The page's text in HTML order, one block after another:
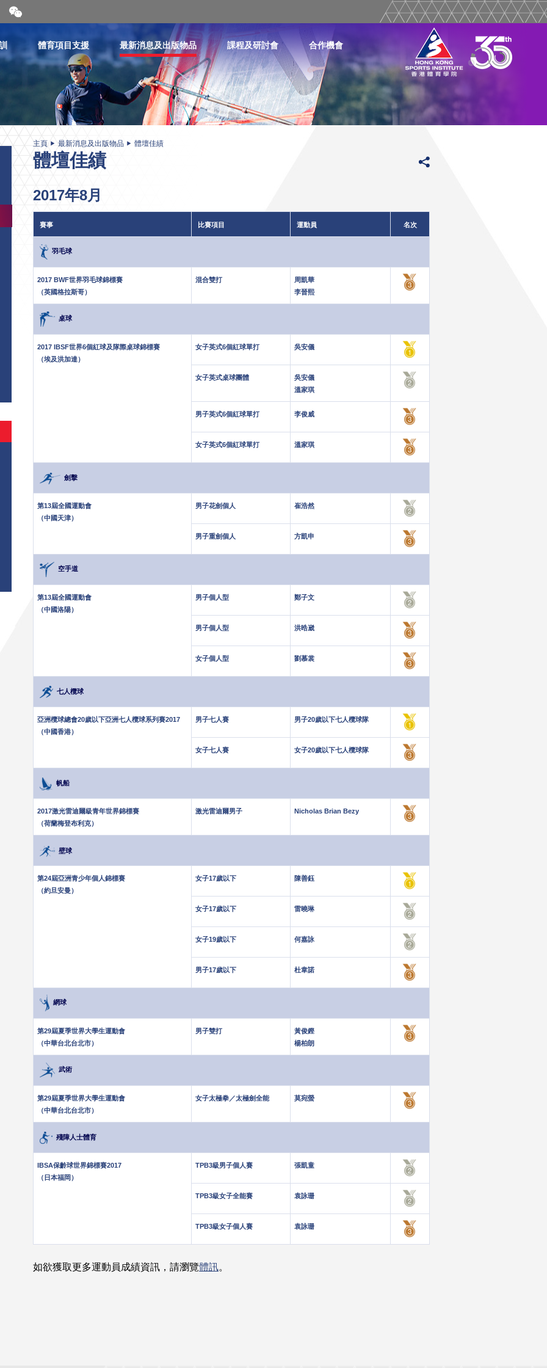
開
合
二
維
體育項目支援 最新消息及出版物品 課程及研討會 合作機會
主頁 最新消息及出版物品 體壇佳績
體壇佳績
2017年8月
賽事 比賽項目 運動員 名次
羽毛球
2017 BWF世界羽毛球錦標賽
（英國格拉斯哥）
混合雙打
周凱華
李晉熙
桌球
2017 IBSF世界6個紅球及隊際桌球錦標賽
（埃及洪加達）
女子英式6個紅球單打 吳安儀
女子英式桌球團體
吳安儀
溫家琪
男子英式6個紅球單打 李俊威
女子英式6個紅球單打 溫家琪
劍擊
第13屆全國運動會
（中國天津）
男子花劍個人 崔浩然
男子重劍個人 方凱申
空手道
第13屆全國運動會
（中國洛陽）
男子個人型 鄭子文
男子個人型 洪晧崴
女子個人型 劉慕裳
七人欖球
亞洲欖球總會20歲以下亞洲七人欖球系列賽2017
（中國香港）
男子七人賽 男子20歲以下七人欖球隊
女子七人賽 女子20歲以下七人欖球隊
帆船
2017激光雷迪爾級青年世界錦標賽
（荷蘭梅登布利克）
激光雷迪爾男子 Nicholas Brian Bezy
壁球
第24屆亞洲青少年個人錦標賽
（約旦安曼）
女子17歲以下 陳善鈺
女子17歲以下 雷曉琳
女子19歲以下 何嘉詠
男子17歲以下 杜韋諾
網球
第29屆夏季世界大學生運動會
（中華台北台北市）
男子雙打
黃俊鏗
楊柏朗
武術
第29屆夏季世界大學生運動會
（中華台北台北市）
女子太極拳／太極劍全能 莫宛螢
殘障人士體育
IBSA保齡球世界錦標賽2017
（日本福岡）
TPB3級男子個人賽 張凱童
TPB3級女子全能賽 袁詠珊
TPB3級女子個人賽 袁詠珊
如欲獲取更多運動員成績資訊，請瀏覽體訊。